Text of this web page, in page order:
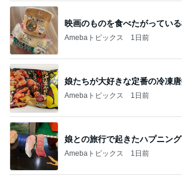
娘たちが大好きな定番の冷凍
Amebaトピックス 1日前
娘との旅行で起きたハプニング
Amebaトピックス 1日前